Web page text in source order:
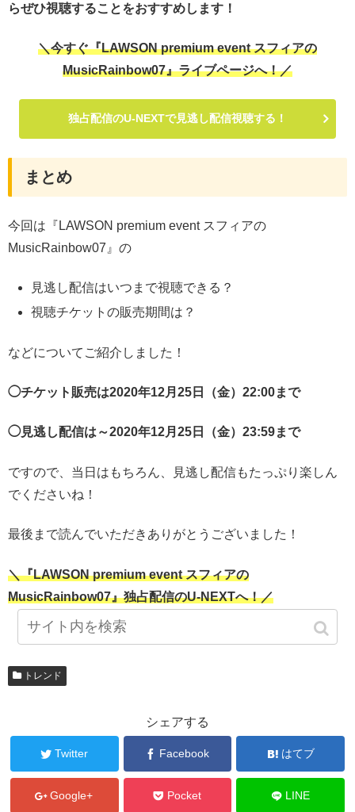
らぜひ視聴することをおすすめします！
＼今すぐ『LAWSON premium event スフィアの
MusicRainbow07』ライブページへ！／
独占配信のU-NEXTで見逃し配信視聴する！
まとめ
今回は『LAWSON premium event スフィアの
MusicRainbow07』の
見逃し配信はいつまで視聴できる？
視聴チケットの販売期間は？
などについてご紹介しました！
◯チケット販売は2020年12月25日（金）22:00まで
◯見逃し配信は～2020年12月25日（金）23:59まで
ですので、当日はもちろん、見逃し配信もたっぷり楽しん
でくださいね！
最後まで読んでいただきありがとうございました！
＼『LAWSON premium event スフィアの
MusicRainbow07』独占配信のU-NEXTへ！／
トレンド
シェアする
Twitter Facebook はてブ
Google+ Pocket LINE